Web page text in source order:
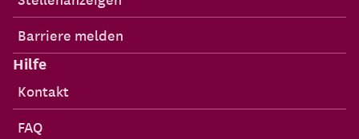
Barriere melden
Hilfe
Kontakt
FAQ